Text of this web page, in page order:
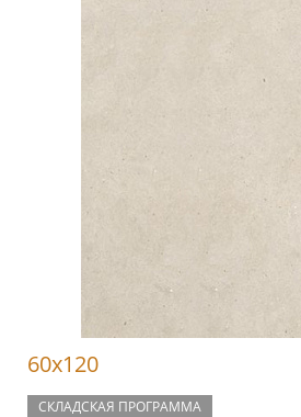
60x120
СКЛАДСКАЯ ПРОГРАММА